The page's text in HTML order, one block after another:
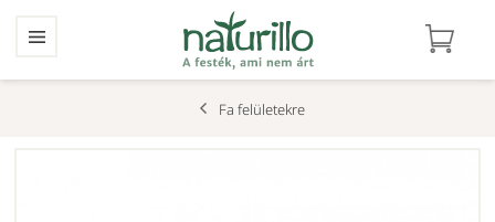
Fa felületekre